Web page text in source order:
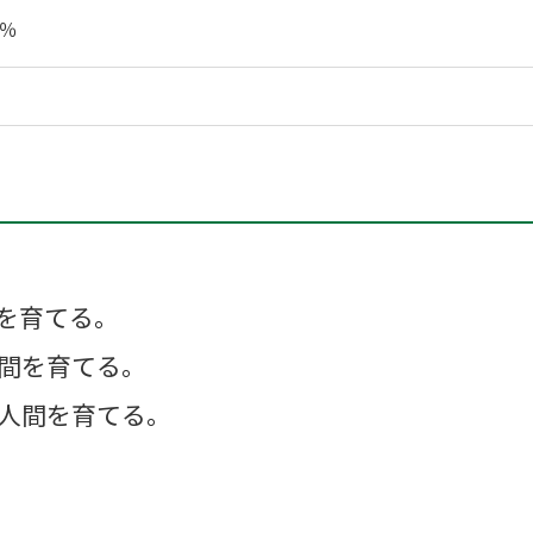
てる。
育てる。
を育てる。